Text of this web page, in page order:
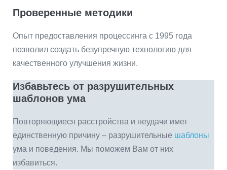
Проверенные методики
Опыт предоставления процессинга с 1995 года
позволил создать безупречную технологию для
качественного улучшения жизни.
Избавьтесь от разрушительных
шаблонов ума
Повторяющиеся расстройства и неудачи имет
единственную причину – разрушительные шаблоны
ума и поведения. Мы поможем Вам от них
избавиться.